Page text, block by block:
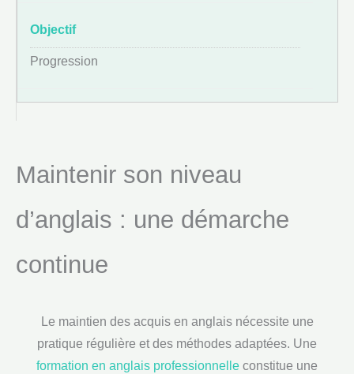
Progression
Maintenir son niveau
d’anglais : une démarche
continue
Le maintien des acquis en anglais nécessite une
pratique régulière et des méthodes adaptées. Une
formation en anglais professionnelle constitue une